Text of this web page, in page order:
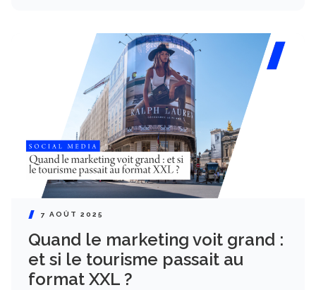
7 AOÛT 2025
Quand le marketing voit grand :
et si le tourisme passait au
format XXL ?